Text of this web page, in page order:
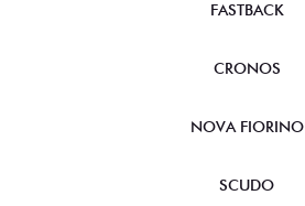
FASTBACK
CRONOS
NOVA FIORINO
SCUDO